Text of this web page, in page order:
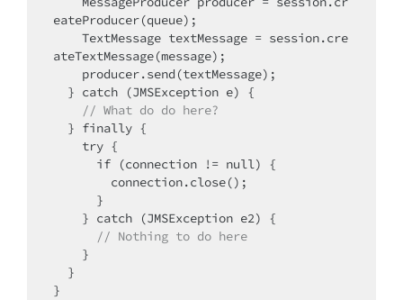
eateProducer(queue);
ateTextMessage(message);
// What do do here?
// Nothing to do here
}